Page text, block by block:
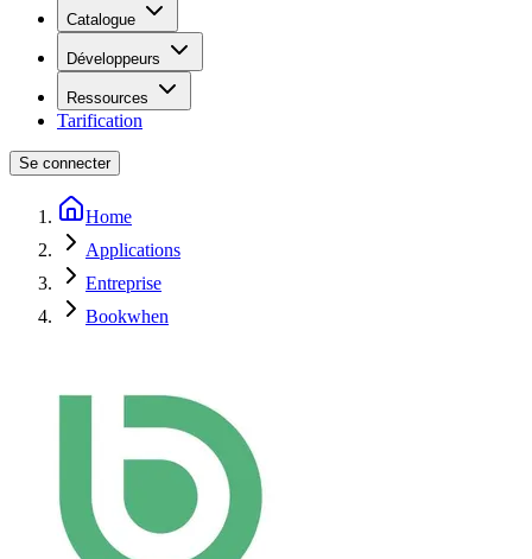
Catalogue
Développeurs
Ressources
Tarification
Se connecter
Home
Applications
Entreprise
Bookwhen